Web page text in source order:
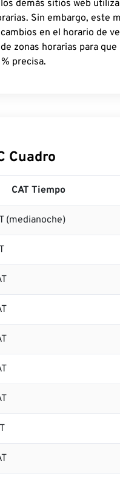
demás sitios web
Sin embargo, este
en el horario de
zonas horarias para
precisa.
Cuadro
CAT Tiempo
(medianoche)